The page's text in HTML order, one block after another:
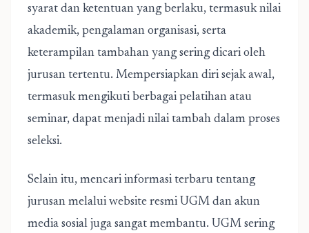
syarat dan ketentuan yang berlaku, termasuk nilai
akademik, pengalaman organisasi, serta
keterampilan tambahan yang sering dicari oleh
jurusan tertentu. Mempersiapkan diri sejak awal,
termasuk mengikuti berbagai pelatihan atau
seminar, dapat menjadi nilai tambah dalam proses
seleksi.
Selain itu, mencari informasi terbaru tentang
jurusan melalui website resmi UGM dan akun
media sosial juga sangat membantu. UGM sering